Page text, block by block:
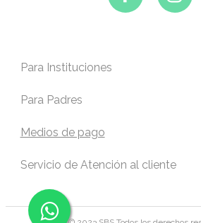
Para Instituciones
Para Padres
Medios de pago
Servicio de Atención al cliente